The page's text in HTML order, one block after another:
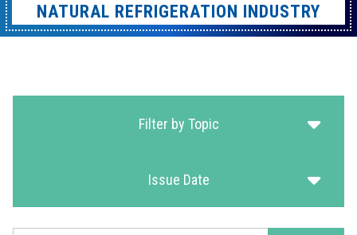
NATURAL REFRIGERATION INDUSTRY
Filter by Topic
Issue Date